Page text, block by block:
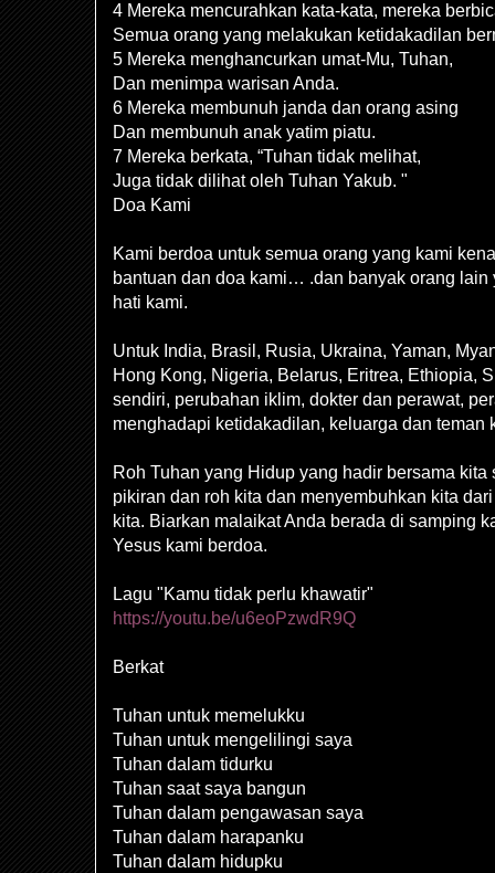
4 Mereka mencurahkan kata-kata, mereka
Semua orang yang melakukan ketidakadilan
5 Mereka menghancurkan umat-Mu, Tuhan,
Dan menimpa warisan Anda.
6 Mereka membunuh janda dan orang asing
Dan membunuh anak yatim piatu.
7 Mereka berkata, “Tuhan tidak melihat,
Juga tidak dilihat oleh Tuhan Yakub. "
Doa Kami
Kami berdoa untuk semua orang yang kami
bantuan dan doa kami… .dan banyak orang lain
hati kami.
Untuk India, Brasil, Rusia, Ukraina, Yaman,
Hong Kong, Nigeria, Belarus, Eritrea, Ethiopia,
sendiri, perubahan iklim, dokter dan perawat,
menghadapi ketidakadilan, keluarga dan
Roh Tuhan yang Hidup yang hadir bersama
pikiran dan roh kita dan menyembuhkan kita
kita. Biarkan malaikat Anda berada di samping
Yesus kami berdoa.
Lagu "Kamu tidak perlu khawatir"
https://youtu.be/u6eoPzwdR9Q
Berkat
Tuhan untuk memelukku
Tuhan untuk mengelilingi saya
Tuhan dalam tidurku
Tuhan saat saya bangun
Tuhan dalam pengawasan saya
Tuhan dalam harapanku
Tuhan dalam hidupku